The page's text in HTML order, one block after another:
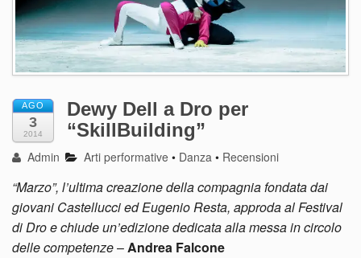
AGO
3
2014
Dewy Dell a Dro per
“SkillBuilding”
Admin Arti performative • Danza • Recensioni
“Marzo”, l’ultima creazione della compagnia fondata dai
giovani Castellucci ed Eugenio Resta, approda al Festival
di Dro e chiude un’edizione dedicata alla messa in circolo
delle competenze–Andrea Falcone